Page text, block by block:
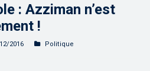
: Azziman n’est
!
2016
Politique